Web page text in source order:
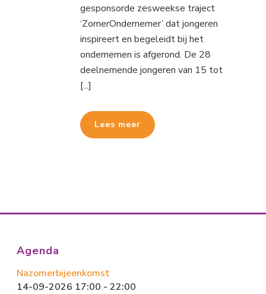
gesponsorde zesweekse traject
‘ZomerOndernemer’ dat jongeren
inspireert en begeleidt bij het
ondernemen is afgerond. De 28
deelnemende jongeren van 15 tot
[...]
Lees meer
Agenda
Nazomerbijeenkomst
14-09-2026 17:00 - 22:00